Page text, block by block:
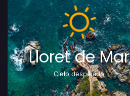
Lloret de Mar
Cielo despejado